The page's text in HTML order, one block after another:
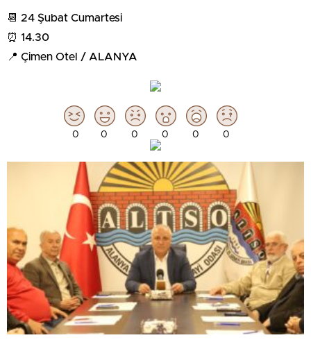
📆 24 Şubat Cumartesi
⏰ 14.30
📍 Çimen Otel / ALANYA
0 0 0 0 0 0